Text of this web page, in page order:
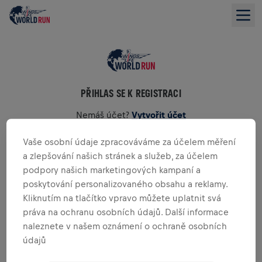
PŘIHLAS SE K REGISTRACI
Nemáš účet? Vytvořit účet
Heslo
Vaše osobní údaje zpracováváme za účelem měření
a zlepšování našich stránek a služeb, za účelem
podpory našich marketingových kampaní a
poskytování personalizovaného obsahu a reklamy.
Kliknutím na tlačítko vpravo můžete uplatnit svá
práva na ochranu osobních údajů. Další informace
naleznete v našem oznámení o ochraně osobních
údajů